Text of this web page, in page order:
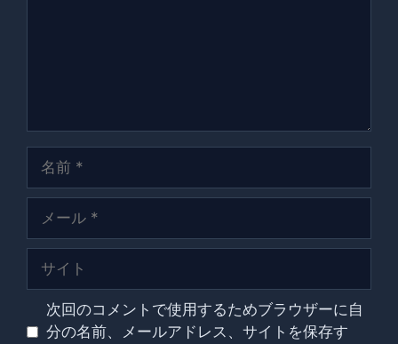
ル
次回のコメントで使用するためブラウザーに自
分の名前、メールアドレス、サイトを保存す